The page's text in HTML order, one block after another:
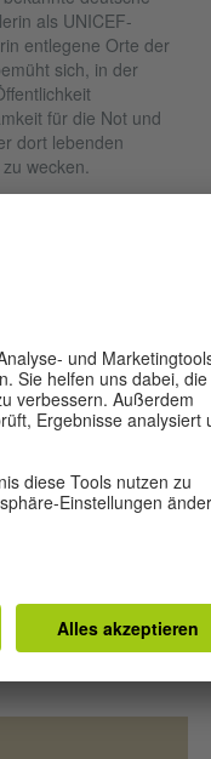
als UNICEF-
entlegene Orte der
sich, in der
für die Not und
dort lebenden
wecken.
(wussten Sie,
in Senegal und
AIDS-kranken
und
gelungene
gut
wirkt sie
zeigt sie
weckt sie
Riemann
aber zugleich
Und sie nimmt ihre